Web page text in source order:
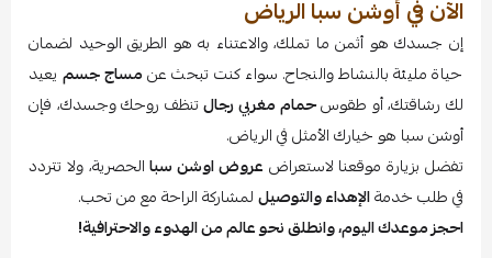
الآن في أوشن سبا الرياض
إن جسدك هو أثمن ما تملك، والاعتناء به هو الطريق الوحيد لضمان
حياة مليئة بالنشاط والنجاح. سواء كنت تبحث عنمساج جسم يعيد
لك رشاقتك، أو طقوسحمام مغربي رجالتنظف روحك وجسدك، فإن
أوشن سبا هو خيارك الأمثل في الرياض.
تفضل بزيارة موقعنا لاستعراض عروض اوشن سباالحصرية، ولا تتردد
في طلب خدمةالإهداء والتوصيللمشاركة الراحة مع من تحب.
احجز موعدك اليوم، وانطلق نحو عالم من الهدوء والاحترافية!